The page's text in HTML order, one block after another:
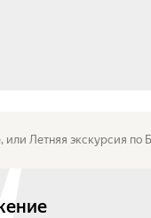
или Летняя экскурсия по